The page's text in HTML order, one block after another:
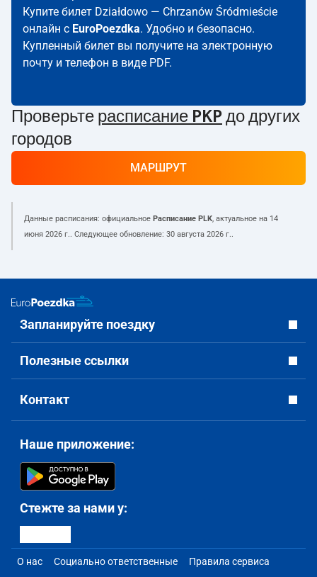
Купите билет Działdowo — Chrzanów Śródmieście
онлайн с EuroPoezdka. Удобно и безопасно.
Купленный билет вы получите на электронную
почту и телефон в виде PDF.
Проверьте расписание PKP до других
городов
МАРШРУТ
Данные расписания: официальное Расписание PLK, актуальное на 14
июня 2026 г.. Следующее обновление: 30 августа 2026 г..
Запланируйте поездку
Полезные ссылки
Контакт
Наше приложение:
Стежте за нами у:
О нас Социально ответственные Правила сервиса